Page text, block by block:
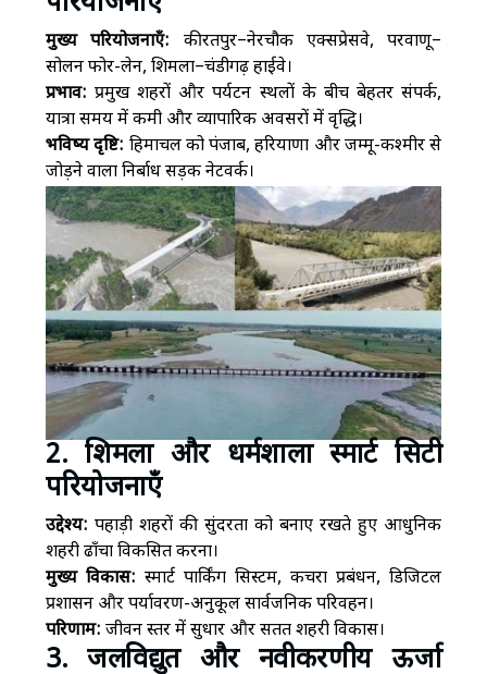
मुख्य परियोजनाएँ: कीरतपुर–नेरचौक एक्सप्रेसवे, परवाणू–
सोलन फोर-लेन, शिमला–चंडीगढ़ हाईवे।
प्रभाव: प्रमुख शहरों और पर्यटन स्थलों के बीच बेहतर संपर्क,
यात्रा समय में कमी और व्यापारिक अवसरों में वृद्धि।
भविष्य दृष्टि: हिमाचल को पंजाब, हरियाणा और जम्मू-कश्मीर से
जोड़ने वाला निर्बाध सड़क नेटवर्क।
2. शिमला और धर्मशाला स्मार्ट सिटी
परियोजनाएँ
उद्देश्य: पहाड़ी शहरों की सुंदरता को बनाए रखते हुए आधुनिक
शहरी ढाँचा विकसित करना।
मुख्य विकास: स्मार्ट पार्किंग सिस्टम, कचरा प्रबंधन, डिजिटल
प्रशासन और पर्यावरण-अनुकूल सार्वजनिक परिवहन।
परिणाम: जीवन स्तर में सुधार और सतत शहरी विकास।
3. जलविद्युत और नवीकरणीय ऊर्जा